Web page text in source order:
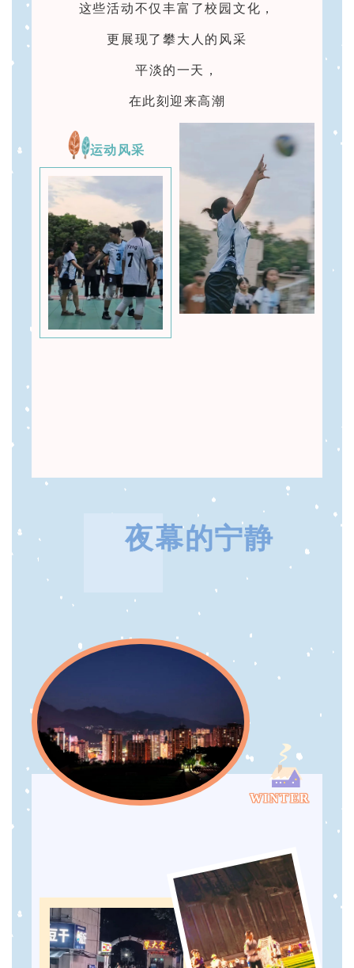
这些活动不仅丰富了校园文化，
更展现了攀大人的风采
平淡的一天，
在此刻迎来高潮
运动风采
夜幕的宁静
WINTER